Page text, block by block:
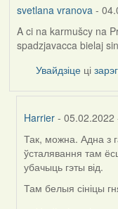
svetlana vranova -
A ci na karmušcy na
spadzjavacca bielaj
Увайдзіце ці
Harrier - 05.02.2022
In
reply
to
by
Так, можна. Адна з
ўсталявання там
убачыць гэты від.
Там белыя сініцы